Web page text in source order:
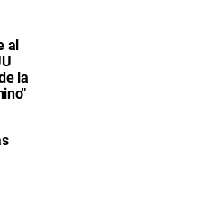
al
la